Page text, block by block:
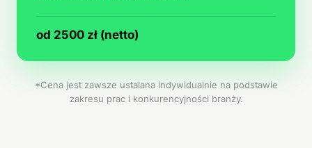
od 2500 zł (netto)
*Cena jest zawsze ustalana indywidualnie na podstawie
zakresu prac i konkurencyjności branży.